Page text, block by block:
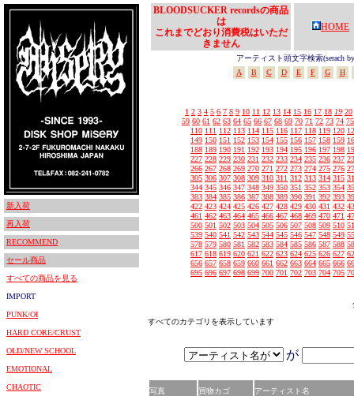
新入荷
再入荷
RECOMMEND
セール商品
すべての商品を見る
IMPORT
PUNK/OI
HARD CORE/CRUST
OLD/NEW SCHOOL
EMOTIONAL
CHAOTIC
BLOODSUCKER recordsの商品
は
これまでどおり消費税はいただ
きません
HOME
アーティスト頭文字検索(serach
A
B C D E F G H
1 2 3 4 5 6 7 8 9 10 11 12 13 14 15 16 17 18 19 20
59 60 61 62 63 64 65 66 67 68 69 70 71 72 73 74 75
110 111 112 113 114 115 116 117 118 119 120
149 150 151 152 153 154 155 156 157 158 159
188 189 190 191 192 193 194 195 196 197 198
227 228 229 230 231 232 233 234 235 236 237
266 267 268 269 270 271 272 273 274 275 276
305 306 307 308 309 310 311 312 313 314 315
344 345 346 347 348 349 350 351 352 353 354
383 384 385 386 387 388 389 390 391 392 393
422 423 424 425 426 427 428 429 430 431 432
461 462 463 464 465 466 467 468 469 470 471
500 501 502 503 504 505 506 507 508 509 510
539 540 541 542 543 544 545 546 547 548 549
578 579 580 581 582 583 584 585 586 587 588
617 618 619 620 621 622 623 624 625 626 627
656 657 658 659 660 661 662 663 664 665 666
695 696 697 698 699 700 701 702 703 704 705
すべてのカテゴリを表示しています
が
写真 買物カゴ アーティスト名